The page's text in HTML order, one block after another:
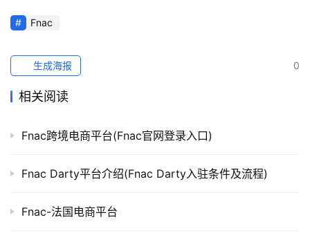
Fnac
0
生成海报
相关阅读
Fnac跨境电商平台(Fnac官网登录入口)
Fnac Darty平台介绍(Fnac Darty入驻条件及流程)
Fnac-法国电商平台